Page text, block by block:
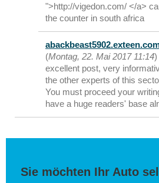
">http://vigedon.com/ </a>
the counter in south africa
(Montag, 22. Mai 2017 11:14)
excellent post, very
the other experts of this
You must proceed your
have a huge readers' base
Sie möchten Ihr Auto